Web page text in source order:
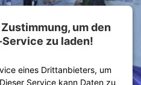
um den
zu laden!
eines Drittanbieters, um
Service kann Daten zu